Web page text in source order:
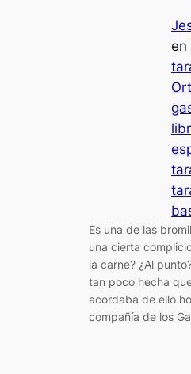
en
Es una de las
una cierta
la carne? ¿Al
tan poco hecha
acordaba de ello
compañía de los